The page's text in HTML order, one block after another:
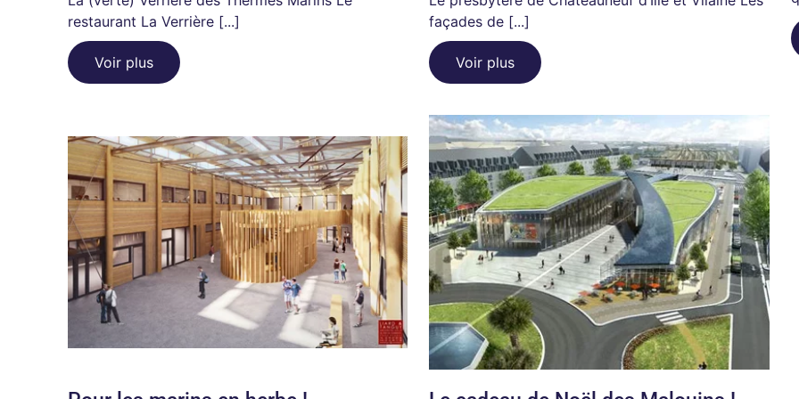
restaurant La Verrière [...]
Voir plus
façades de [...]
Voir plus